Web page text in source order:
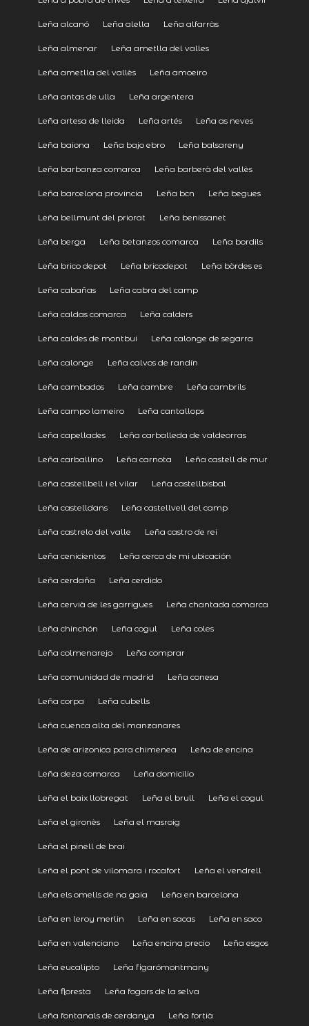
Leña alcanó Leña alella Leña alfarràs
Leña almenar Leña ametlla del valles
Leña ametlla del vallès Leña amoeiro
Leña antas de ulla Leña argentera
Leña artesa de lleida Leña artés Leña as neves
Leña baiona Leña bajo ebro Leña balsareny
Leña barbanza comarca Leña barberà del vallès
Leña barcelona provincia Leña bcn Leña begues
Leña bellmunt del priorat Leña benissanet
Leña berga Leña betanzos comarca Leña bordils
Leña brico depot Leña bricodepot Leña bòrdes es
Leña cabañas Leña cabra del camp
Leña caldas comarca Leña calders
Leña caldes de montbui Leña calonge de segarra
Leña calonge Leña calvos de randín
Leña cambados Leña cambre Leña cambrils
Leña campo lameiro Leña cantallops
Leña capellades Leña carballeda de valdeorras
Leña carballino Leña carnota Leña castell de mur
Leña castellbell i el vilar Leña castellbisbal
Leña castelldans Leña castellvell del camp
Leña castrelo del valle Leña castro de rei
Leña cenicientos Leña cerca de mi ubicación
Leña cerdaña Leña cerdido
Leña cervià de les garrigues Leña chantada comarca
Leña chinchón Leña cogul Leña coles
Leña colmenarejo Leña comprar
Leña comunidad de madrid Leña conesa
Leña corpa Leña cubells
Leña cuenca alta del manzanares
Leña de arizonica para chimenea Leña de encina
Leña deza comarca Leña domicilio
Leña el baix llobregat Leña el brull Leña el cogul
Leña el gironès Leña el masroig
Leña el pinell de brai
Leña el pont de vilomara i rocafort Leña el vendrell
Leña els omells de na gaia Leña en barcelona
Leña en leroy merlin Leña en sacas Leña en saco
Leña en valenciano Leña encina precio Leña esgos
Leña eucalipto Leña figarómontmany
Leña floresta Leña fogars de la selva
Leña fontanals de cerdanya Leña fortià